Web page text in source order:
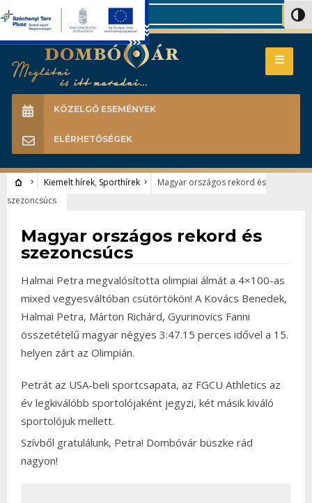
Search
KÖZELGŐ ESEMÉNYEK
ELÉRHETŐSÉGEK
Kiemelt hírek, Sporthírek
Magyar országos rekord és
szezoncsúcs
Magyar országos rekord és
szezoncsúcs
Halmai Petra megvalósította olimpiai álmát a 4×100-as
mixed vegyesváltóban csütörtökön! A Kovács Benedek,
Halmai Petra, Márton Richárd, Gyurinovics Fanni
összetételű magyar négyes 3:47.15 perces idővel a 15.
helyen zárt az Olimpián.
Petrát az USA-beli sportcsapata, az FGCU Athletics az
év legkiválóbb sportolójaként jegyzi, két másik kiváló
sportolójuk mellett.
Szívből gratulálunk, Petra! Dombóvár büszke rád
nagyon!